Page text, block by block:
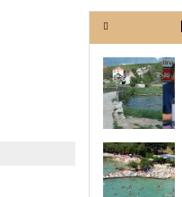
rijeke Krke